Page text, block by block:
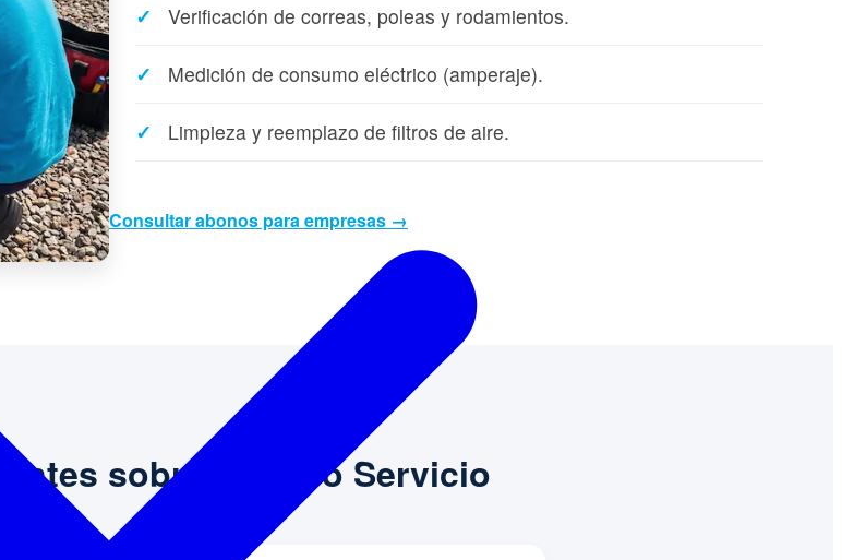
Verificación de correas, poleas y rodamientos.
Medición de consumo eléctrico (amperaje).
Limpieza y reemplazo de filtros de aire.
Consultar abonos para empresas →
sobre nuestro Servicio